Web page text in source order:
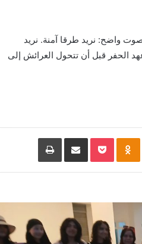
واضح: نريد طرقا آمنة. نريد
الحفر قبل أن تتحول العرائش إلى
Odnoklassniki
Pocketمشاركة عبر البريد طباعة